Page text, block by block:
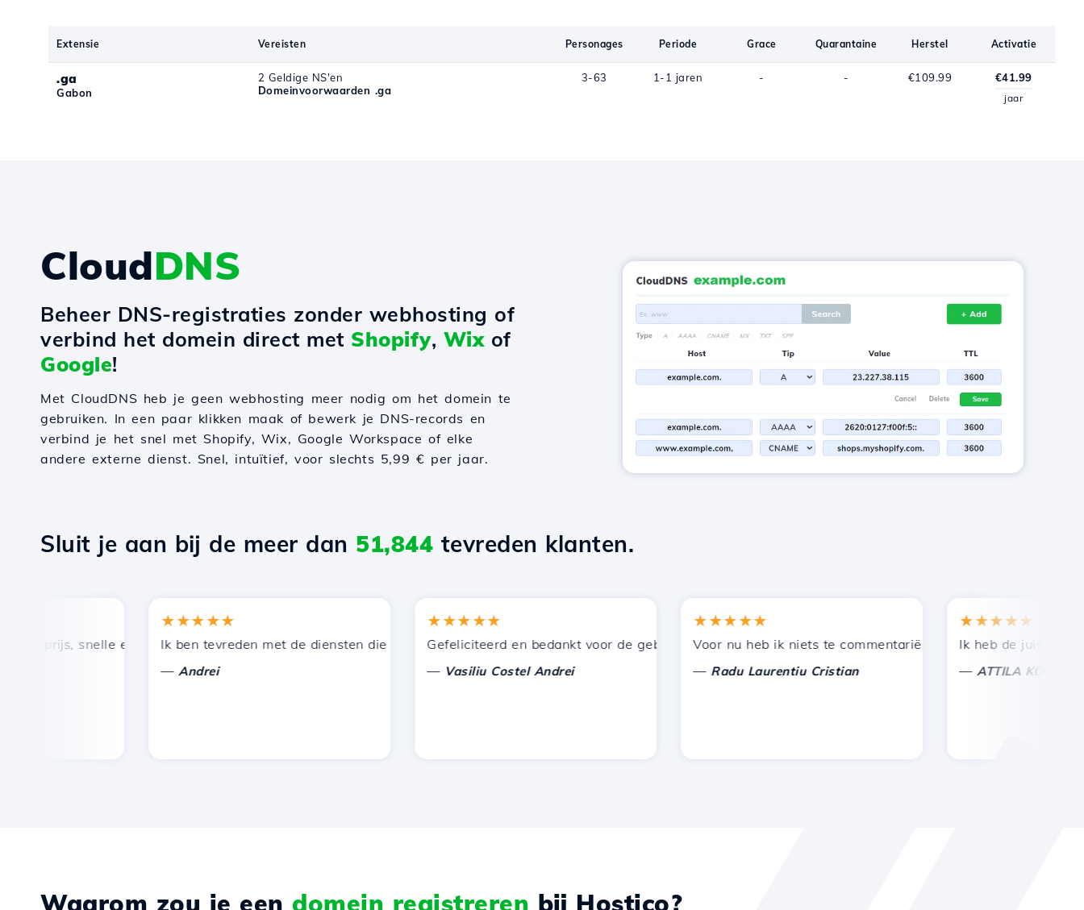
Extensie Vereisten Personages Periode Grace Quarantaine Herstel Activatie
.ga
Gabon
2 Geldige NS'en
Domeinvoorwaarden .ga
3-63 1-1 jaren - - €109.99 €41.99
jaar
CloudDNS
Beheer DNS-registraties zonder webhosting of
verbind het domein direct met Shopify, Wixof
Google!
Met CloudDNS heb je geen webhosting meer nodig om het domein te
gebruiken. In een paar klikken maak of bewerk je DNS-records en
verbind je het snel met Shopify, Wix, Google Workspace of elke
andere externe dienst. Snel, intuïtief, voor slechts 5,99 € per jaar.
Sluit je aan bij de meer dan 51,844 tevreden klanten.
prijs, snelle en efficiënte technische ondersteuning.
★★★★★
Ik ben tevreden met de diensten die door Hostico worden aangeboden. Ik heb jullie aanbevolen bij andere bekenden.
Andrei
★★★★★
Gefeliciteerd en bedankt voor de geboden ondersteuning!
Vasiliu Costel Andrei
★★★★★
Voor nu heb ik niets te commentariëren, alleen om te
Radu Laurentiu Cristian
★★★★★
Ik heb de juiste keuze
ATTILA KOLES
Waarom zou je een domein registreren bij Hostico?